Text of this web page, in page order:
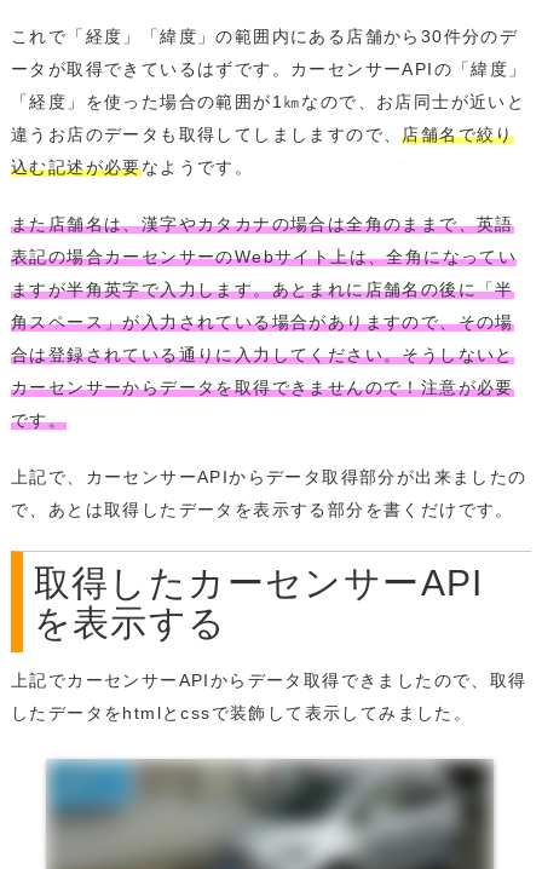
これで「経度」「緯度」の範囲内にある店舗から30件分のデ
ータが取得できているはずです。カーセンサーAPIの「緯度」
「経度」を使った場合の範囲が1㎞なので、お店同士が近いと
違うお店のデータも取得してしましますので、店舗名で絞り
込む記述が必要なようです。
また店舗名は、漢字やカタカナの場合は全角のままで、英語
表記の場合カーセンサーのWebサイト上は、全角になってい
ますが半角英字で入力します。あとまれに店舗名の後に「半
角スペース」が入力されている場合がありますので、その場
合は登録されている通りに入力してください。そうしないと
カーセンサーからデータを取得できませんので！注意が必要
です。
上記で、カーセンサーAPIからデータ取得部分が出来ましたの
で、あとは取得したデータを表示する部分を書くだけです。
取得したカーセンサーAPI
を表示する
上記でカーセンサーAPIからデータ取得できましたので、取得
したデータをhtmlとcssで装飾して表示してみました。